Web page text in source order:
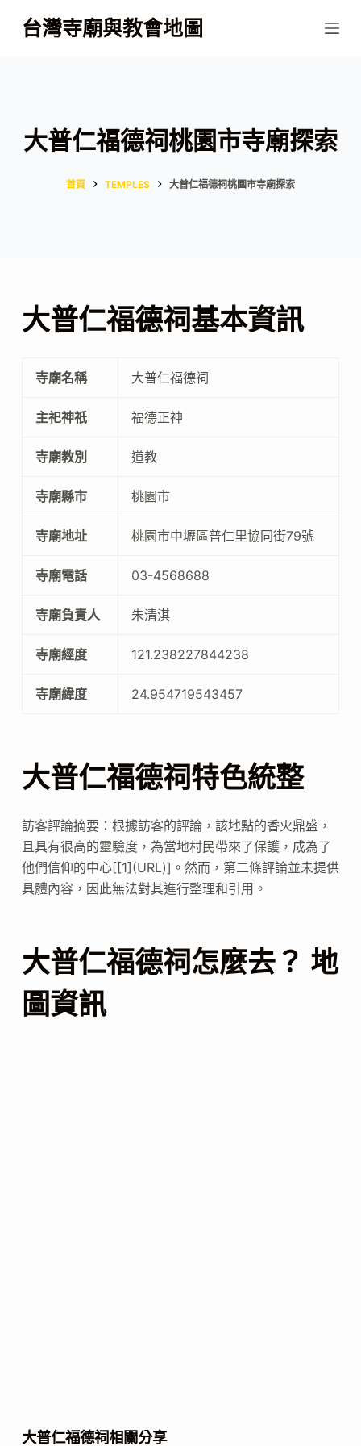
跳
至
台灣寺廟與教會地圖
大普仁福德祠桃園市寺廟探索
首頁 TEMPLES 大普仁福德祠桃園市寺廟探索
大普仁福德祠基本資訊
寺廟名稱 大普仁福德祠
主祀神祇 福德正神
寺廟教別 道教
寺廟縣市 桃園市
寺廟地址 桃園市中壢區普仁里協同街79號
寺廟電話 03-4568688
寺廟負責人 朱清淇
寺廟經度 121.238227844238
寺廟緯度 24.954719543457
大普仁福德祠特色統整
訪客評論摘要：根據訪客的評論，該地點的香火鼎盛，
且具有很高的靈驗度，為當地村民帶來了保護，成為了
他們信仰的中心[[1](URL)]。然而，第二條評論並未提供
具體內容，因此無法對其進行整理和引用。
大普仁福德祠怎麼去？ 地
圖資訊
大普仁福德祠相關分享